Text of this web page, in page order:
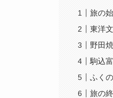
旅の
東洋
野田
駒込
ふく
旅の